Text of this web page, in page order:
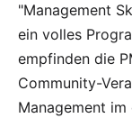
"Management
ein volles
empfinden die
Community-
Management